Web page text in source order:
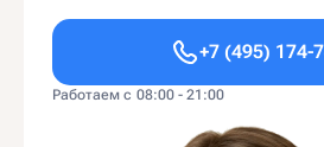
+7 (495) 174-
Работаем с 08:00 - 21:00